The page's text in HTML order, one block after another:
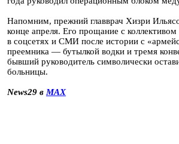
Напомним, прежний главврач Хизри
конце апреля. Его прощание с
в соцсетях и СМИ после истории с
преемника — бутылкой водки и тремя
бывший руководитель символически
больницы.
News29 в MAX